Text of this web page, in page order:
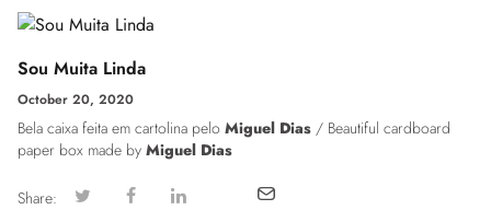
Sou Muita Linda
October 20, 2020
Bela caixa feita em cartolina pelo Miguel Dias / Beautiful cardboard
paper box made by Miguel Dias
Share: